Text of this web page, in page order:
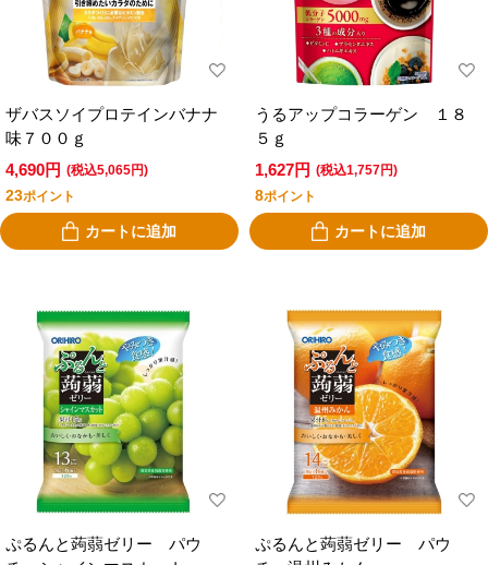
ザバスソイプロテインバナナ
味７００ｇ
4,690円 (税込5,065円)
23ポイント
カートに追加
うるアップコラーゲン １８
５ｇ
1,627円 (税込1,757円)
8ポイント
カートに追加
ぷるんと蒟蒻ゼリー パウ
ぷるんと蒟蒻ゼリー パウ